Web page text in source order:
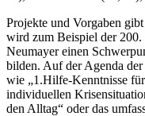
Projekte und Vorgaben
wird zum Beispiel der 200.
Neumayer einen
bilden. Auf der Agenda
wie „1.Hilfe-Kenntnisse
individuellen
den Alltag“ oder das